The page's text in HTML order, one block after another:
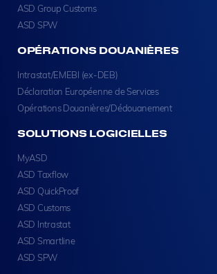
ASD Group Customs
ASD SPW
OPÉRATIONS DOUANIÈRES
Intrastat/EMEBI (ex-DEB)
Déclaration Européenne de Services
Opérations Douanières/Dédouanement
SOLUTIONS LOGICIELLES
MyASD
ASD Taxflow
ASD QuickProof
ASD Customs
ASD Intrastat
ASD Smartline
ASD SPW